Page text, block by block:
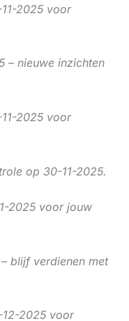
2025 voor
– nieuwe inzichten
2025 voor
op 30-11-2025.
2025 voor jouw
blijf verdienen met
2025 voor